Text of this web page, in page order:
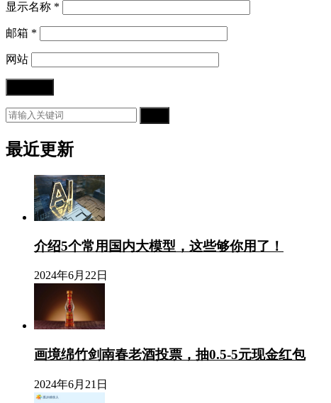
显示名称 *
邮箱 *
网站
最近更新
介绍5个常用国内大模型，这些够你用了！
2024年6月22日
画境绵竹剑南春老酒投票，抽0.5-5元现金红包
2024年6月21日